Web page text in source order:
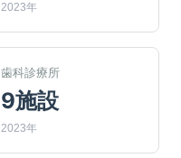
2023年
歯科診療所
9施設
2023年